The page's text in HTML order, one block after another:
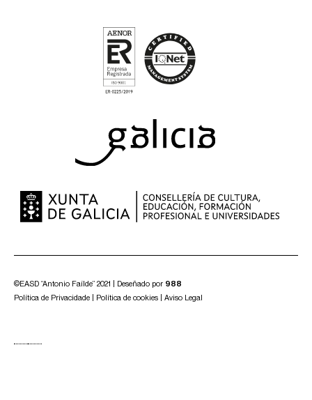
©EASD “Antonio Faílde” 2021 | Deseñado por 988
Política de Privacidade
Política de cookies Aviso Legal